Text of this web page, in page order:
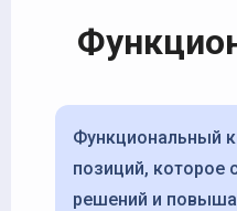
Функциональный конфликт — управляемое столкновение
позиций, которое
решений и